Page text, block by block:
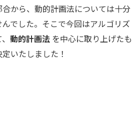
から、動的計画法については十分
でした。そこで今回はアルゴリズ
、動的計画法 を中心に取り上げたも
いたしました！